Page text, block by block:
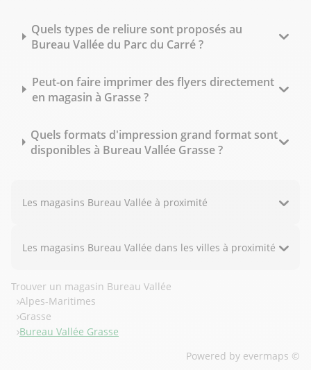
Quels types de reliure sont proposés au
Bureau Vallée du Parc du Carré ?
Peut-on faire imprimer des flyers directement
en magasin à Grasse ?
Quels formats d'impression grand format sont
disponibles à Bureau Vallée Grasse ?
Les magasins Bureau Vallée à proximité
Les magasins Bureau Vallée dans les villes à proximité
Trouver un magasin Bureau Vallée
Alpes-Maritimes
Grasse
Bureau Vallée Grasse
Powered by evermaps ©